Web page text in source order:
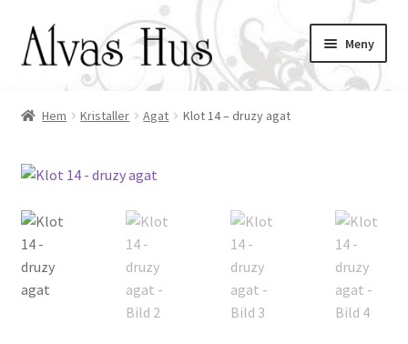
Hoppa
till
navigering
Hoppa
till
Meny
Hem Kristaller Agat Klot 14 – druzy agat